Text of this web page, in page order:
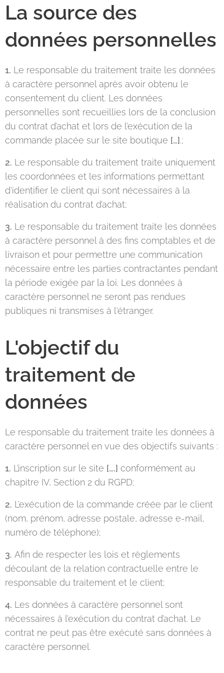
La source des
données personnelles
1. Le responsable du traitement traite les données
à caractère personnel après avoir obtenu le
consentement du client. Les données
personnelles sont recueillies lors de la conclusion
du contrat d’achat et lors de l’exécution de la
commande placée sur le site boutique […].;
2. Le responsable du traitement traite uniquement
les coordonnées et les informations permettant
d'identifier le client qui sont nécessaires à la
réalisation du contrat d’achat;
3. Le responsable du traitement traite les données
à caractère personnel à des fins comptables et de
livraison et pour permettre une communication
nécessaire entre les parties contractantes pendant
la période exigée par la loi. Les données à
caractère personnel ne seront pas rendues
publiques ni transmises à l'étranger.
L'objectif du
traitement de
données
Le responsable du traitement traite les données à
caractère personnel en vue des objectifs suivants :
1. L’inscription sur le site [….] conformément au
chapitre IV, Section 2 du RGPD;
2. L’exécution de la commande créée par le client
(nom, prénom, adresse postale, adresse e-mail,
numéro de téléphone);
3. Afin de respecter les lois et règlements
découlant de la relation contractuelle entre le
responsable du traitement et le client;
4. Les données à caractère personnel sont
nécessaires à l’exécution du contrat d’achat. Le
contrat ne peut pas être exécuté sans données à
caractère personnel.